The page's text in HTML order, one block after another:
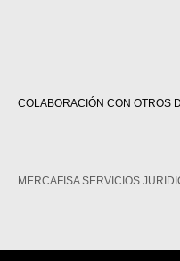
COLABORACIÓN CON OTROS
MERCAFISA SERVICIOS